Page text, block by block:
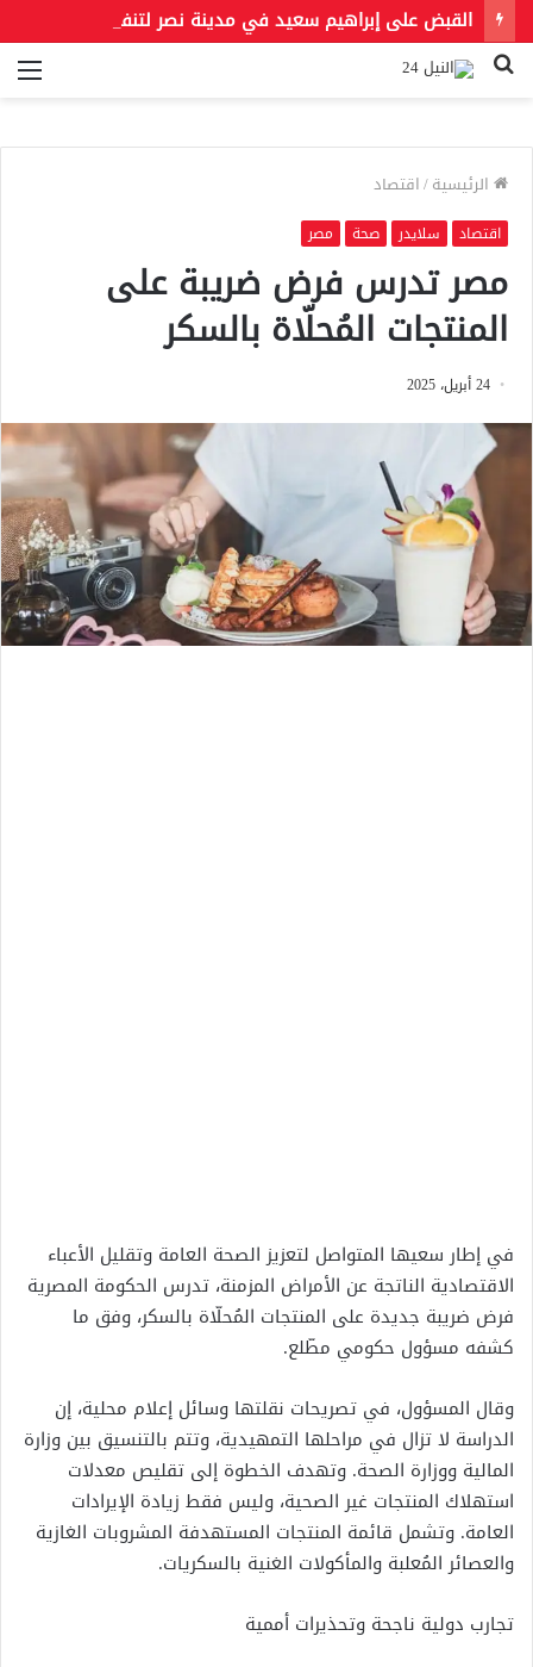
بحث
الرئيسية/اقتصاد
اقتصاد سلايدر صحة مصر
مصر تدرس فرض ضريبة على
المنتجات المُحلّاة بالسكر
24 أبريل، 2025
في إطار سعيها المتواصل لتعزيز الصحة العامة وتقليل الأعباء
الاقتصادية الناتجة عن الأمراض المزمنة، تدرس الحكومة المصرية
فرض ضريبة جديدة على المنتجات المُحلّاة بالسكر، وفق ما
كشفه مسؤول حكومي مطّلع.
وقال المسؤول، في تصريحات نقلتها وسائل إعلام محلية، إن
الدراسة لا تزال في مراحلها التمهيدية، وتتم بالتنسيق بين وزارة
المالية ووزارة الصحة. وتهدف الخطوة إلى تقليص معدلات
استهلاك المنتجات غير الصحية، وليس فقط زيادة الإيرادات
العامة. وتشمل قائمة المنتجات المستهدفة المشروبات الغازية
والعصائر المُعلبة والمأكولات الغنية بالسكريات.
تجارب دولية ناجحة وتحذيرات أممية